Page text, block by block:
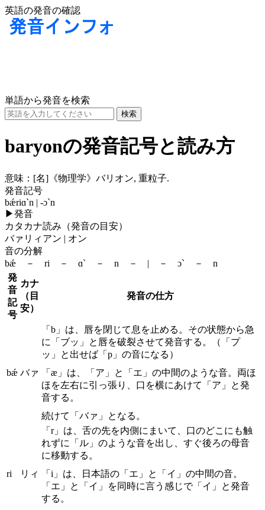
英語の発音の確認
単語から発音を検索
baryonの発音記号と読み方
意味： [名] 《物理学》バリオン, 重粒子.
発音記号
bǽriɑ`n | -ɔ`n
▶発音
カタカナ読み（発音の目安）
バァリィアン | オン
音の分解
bǽ － ri － ɑ` － n － | － ɔ` － n
発
音
記
号
カナ
（目
安）
発音の仕方
bǽ バァ
「b」は、唇を閉じて息を止める。その状態から急
に「ブッ」と唇を破裂させて発音する。（「プ
ッ」と出せば「p」の音になる）
「æ」は、「ア」と「エ」の中間のような音。両ほ
ほを左右に引っ張り、口を横にあけて「ア」と発
音する。
続けて「バァ」となる。
ri リィ
「r」は、舌の先を内側にまいて、口のどこにも触
れずに「ル」のような音を出し、すぐ後ろの母音
に移動する。
「i」は、日本語の「エ」と「イ」の中間の音。
「エ」と「イ」を同時に言う感じで「イ」と発音
する。